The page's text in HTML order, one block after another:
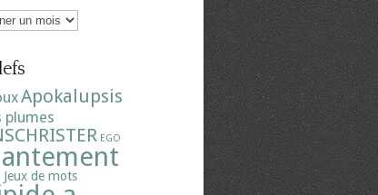
Apokalupsis
plumes
EGO
Jeux de mots